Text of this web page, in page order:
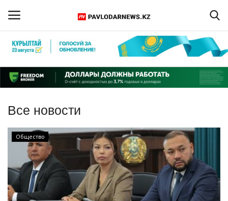
Регистрация
Главная
Обратная связь
ПАВЛОДАРСКАЯ ОБЛАСТЬ
КАЗАХСТАН
МИР
Все новости
Общество